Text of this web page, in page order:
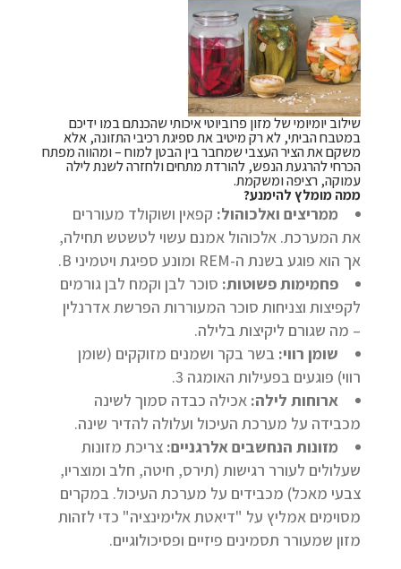
שילוב יומיומי של מזון פרוביוטי איכותי שהכנתם במו ידיכם
במטבח הביתי, לא רק מיטיב את ספיגת רכיבי התזונה, אלא
משקם את הציר העצבי שמחבר בין הבטן למוח – ומהווה מפתח
הכרחי להרגעת הנפש, להורדת מתחים ולחזרה לשנת לילה
עמוקה, רציפה ומשקמת.
ממה מומלץ להימנע?
ממריצים ואלכוהול: קפאין ושוקולד מעוררים
את המערכת. אלכוהול אמנם עשוי לטשטש תחילה,
אך הוא פוגע בשנת ה-REM ומונע ספיגת ויטמיני B.
פחמימות פשוטות: סוכר לבן וקמח לבן גורמים
לקפיצות וצניחות סוכר המעוררות הפרשת אדרנלין
– מה שגורם ליקיצות בלילה.
שומן רווי: בשר בקר ושמנים מזוקקים (שומן
רווי) פוגעים בפעילות האומגה 3.
ארוחות לילה: אכילה כבדה סמוך לשינה
מכבידה על מערכת העיכול ועלולה להדיר שינה.
מזונות הנחשבים אלרגניים: צריכת מזונות
שעלולים לעורר רגישות (תירס, חיטה, חלב ומוצריו,
צבעי מאכל) מכבידים על מערכת העיכול. במקרים
מסוימים אמליץ על "דיאטת אלימינציה" כדי לזהות
מזון שמעורר תסמינים פיזיים ופסיכולוגיים.